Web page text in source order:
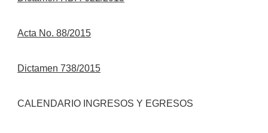
Acta No. 88/2015
Dictamen 738/2015
CALENDARIO INGRESOS Y EGRESOS